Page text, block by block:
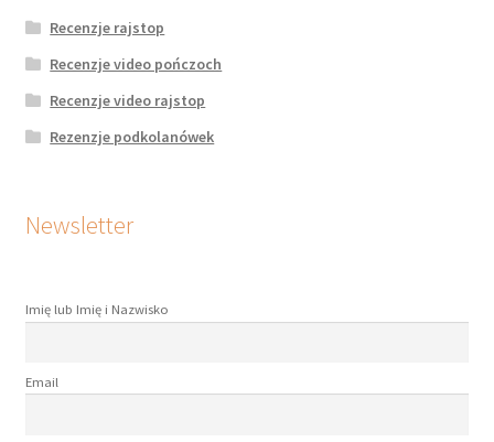
Recenzje rajstop
Recenzje video pończoch
Recenzje video rajstop
Rezenzje podkolanówek
Newsletter
Imię lub Imię i Nazwisko
Email